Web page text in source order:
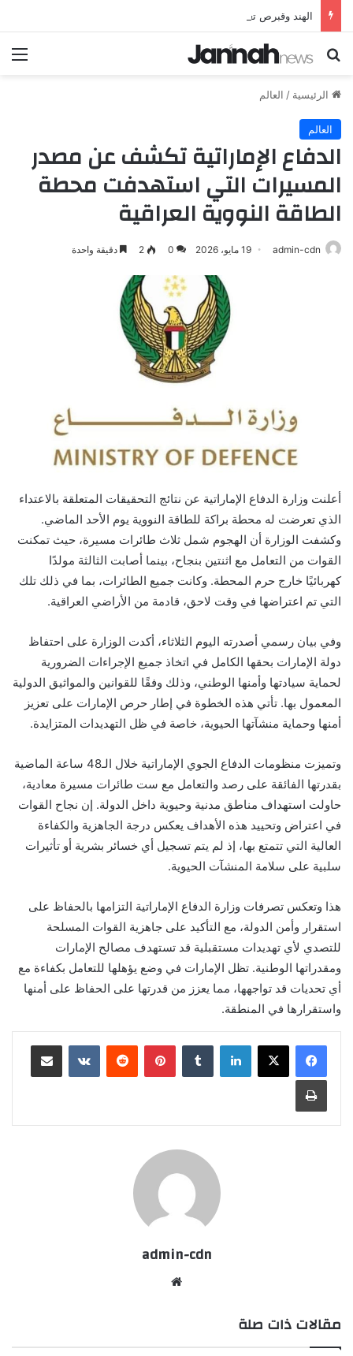
بحث عن
الرئيسية / العالم
العالم
الدفاع الإماراتية تكشف عن مصدر
المسيرات التي استهدفت محطة
الطاقة النووية العراقية
admin-cdn 19 مايو، 2026 0
2 دقيقة واحدة
أعلنت وزارة الدفاع الإماراتية عن نتائج التحقيقات المتعلقة بالاعتداء
الذي تعرضت له محطة براكة للطاقة النووية يوم الأحد الماضي.
وكشفت الوزارة أن الهجوم شمل ثلاث طائرات مسيرة، حيث تمكنت
القوات من التعامل مع اثنتين بنجاح، بينما أصابت الثالثة مولدًا
كهربائيًا خارج حرم المحطة. وكانت جميع الطائرات، بما في ذلك تلك
التي تم اعتراضها في وقت لاحق، قادمة من الأراضي العراقية.
وفي بيان رسمي أصدرته اليوم الثلاثاء، أكدت الوزارة على احتفاظ
دولة الإمارات بحقها الكامل في اتخاذ جميع الإجراءات الضرورية
لحماية سيادتها وأمنها الوطني، وذلك وفقًا للقوانين والمواثيق الدولية
المعمول بها. تأتي هذه الخطوة في إطار حرص الإمارات على تعزيز
أمنها وحماية منشآتها الحيوية، خاصة في ظل التهديدات المتزايدة.
وتميزت منظومات الدفاع الجوي الإماراتية خلال الـ48 ساعة الماضية
بقدرتها الفائقة على رصد والتعامل مع ست طائرات مسيرة معادية،
حاولت استهداف مناطق مدنية وحيوية داخل الدولة. إن نجاح القوات
في اعتراض وتحييد هذه الأهداف يعكس درجة الجاهزية والكفاءة
العالية التي تتمتع بها، إذ لم يتم تسجيل أي خسائر بشرية أو تأثيرات
سلبية على سلامة المنشآت الحيوية.
هذا وتعكس تصرفات وزارة الدفاع الإماراتية التزامها بالحفاظ على
استقرار وأمن الدولة، مع التأكيد على جاهزية القوات المسلحة
للتصدي لأي تهديدات مستقبلية قد تستهدف مصالح الإمارات
ومقدراتها الوطنية. تظل الإمارات في وضع يؤهلها للتعامل بكفاءة مع
أي تحديات قد تواجهها، مما يعزز من قدرتها على الحفاظ على أمنها
واستقرارها في المنطقة.
لينكدإن بينتيريست مشاركة عبر البريد
طباعة
admin-cdn
مقالات ذات صلة